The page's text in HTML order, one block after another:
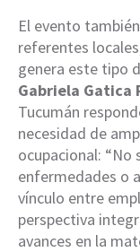
El evento
referentes
genera este tipo
Gabriela Gatica
Tucumán
necesidad de
ocupacional:
enfermedades o
vínculo entre
perspectiva
avances en la